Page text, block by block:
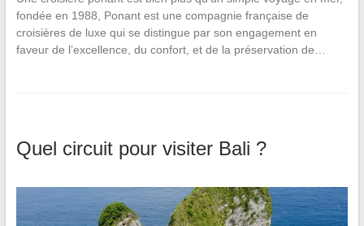
fondée en 1988, Ponant est une compagnie française de
croisières de luxe qui se distingue par son engagement en
faveur de l’excellence, du confort, et de la préservation de…
Quel circuit pour visiter Bali ?